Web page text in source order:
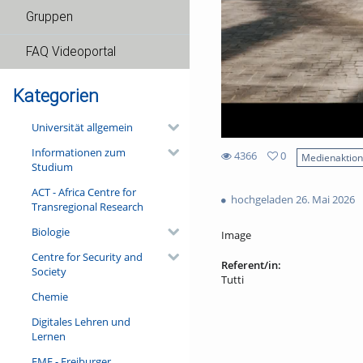
Gruppen
FAQ Videoportal
Kategorien
Universität allgemein
Informationen zum
Studium
ACT - Africa Centre for
Transregional Research
Biologie
Centre for Security and
Society
Chemie
Digitales Lehren und
Lernen
4366
views
0
hochgeladen 26. Mai 2026
Image
Referent/in:
Tutti